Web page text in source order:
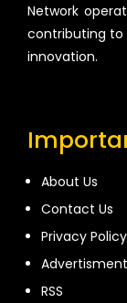
Network
contributing to
innovation.
About Us
Contact Us
Privacy Policy
RSS